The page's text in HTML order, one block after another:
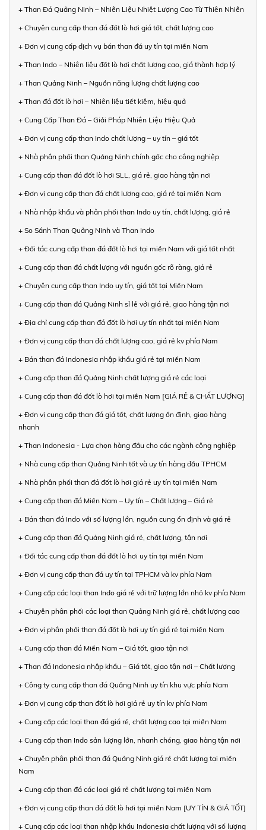
+ Than Đá Quảng Ninh – Nhiên Liệu Nhiệt Lượng Cao Từ Thiên Nhiên
+ Chuyên cung cấp than đá đốt lò hơi giá tốt, chất lượng cao
+ Đơn vị cung cấp dịch vụ bán than đá uy tín tại miền Nam
+ Than Indo – Nhiên liệu đốt lò hơi chất lượng cao, giá thành hợp lý
+ Than Quảng Ninh – Nguồn năng lượng chất lượng cao
+ Than đá đốt lò hơi – Nhiên liệu tiết kiệm, hiệu quả
+ Cung Cấp Than Đá – Giải Pháp Nhiên Liệu Hiệu Quả
+ Đơn vị cung cấp than Indo chất lượng – uy tín – giá tốt
+ Nhà phân phối than Quảng Ninh chính gốc cho công nghiệp
+ Cung cấp than đá đốt lò hơi SLL, giá rẻ, giao hàng tận nơi
+ Đơn vị cung cấp than đá chất lượng cao, giá rẻ tại miền Nam
+ Nhà nhập khẩu và phân phối than Indo uy tín, chất lượng, giá rẻ
+ So Sánh Than Quảng Ninh và Than Indo
+ Đối tác cung cấp than đá đốt lò hơi tại miền Nam với giá tốt nhất
+ Cung cấp than đá chất lượng với nguồn gốc rõ ràng, giá rẻ
+ Chuyên cung cấp than Indo uy tín, giá tốt tại Miền Nam
+ Cung cấp than đá Quảng Ninh sỉ lẻ với giá rẻ, giao hàng tận nơi
+ Địa chỉ cung cấp than đá đốt lò hơi uy tín nhất tại miền Nam
+ Đơn vị cung cấp than đá chất lượng cao, giá rẻ kv phía Nam
+ Bán than đá Indonesia nhập khẩu giá rẻ tại miền Nam
+ Cung cấp than đá Quảng Ninh chất lượng giá rẻ các loại
+ Cung cấp than đá đốt lò hơi tại miền Nam [GIÁ RẺ & CHẤT LƯỢNG]
+ Đơn vị cung cấp than đá giá tốt, chất lượng ổn định, giao hàng
nhanh
+ Than Indonesia - Lựa chọn hàng đầu cho các ngành công nghiệp
+ Nhà cung cấp than Quảng Ninh tốt và uy tín hàng đầu TPHCM
+ Nhà phân phối than đá đốt lò hơi giá rẻ uy tín tại miền Nam
+ Cung cấp than đá Miền Nam – Uy tín – Chất lượng – Giá rẻ
+ Bán than đá Indo với số lượng lớn, nguồn cung ổn định và giá rẻ
+ Cung cấp than đá Quảng Ninh giá rẻ, chất lượng, tận nơi
+ Đối tác cung cấp than đá đốt lò hơi uy tín tại miền Nam
+ Đơn vị cung cấp than đá uy tín tại TPHCM và kv phía Nam
+ Cung cấp các loại than Indo giá rẻ với trữ lượng lớn nhỏ kv phía Nam
+ Chuyên phân phối các loại than Quảng Ninh giá rẻ, chất lượng cao
+ Đơn vị phân phối than đá đốt lò hơi uy tín giá rẻ tại miền Nam
+ Cung cấp than đá Miền Nam – Giá tốt, giao tận nơi
+ Than đá Indonesia nhập khẩu – Giá tốt, giao tận nơi – Chất lượng
+ Công ty cung cấp than đá Quảng Ninh uy tín khu vực phía Nam
+ Đơn vị cung cấp than đốt lò hơi giá rẻ uy tín kv phía Nam
+ Cung cấp các loại than đá giá rẻ, chất lượng cao tại miền Nam
+ Cung cấp than Indo sản lượng lớn, nhanh chóng, giao hàng tận nơi
+ Chuyên phân phối than đá Quảng Ninh giá rẻ chất lượng tại miền
Nam
+ Cung cấp than đá các loại giá rẻ chất lượng tại miền Nam
+ Đơn vị cung cấp than đá đốt lò hơi tại miền Nam [UY TÍN & GIÁ TỐT]
+ Cung cấp các loại than nhập khẩu Indonesia chất lượng với số lượng